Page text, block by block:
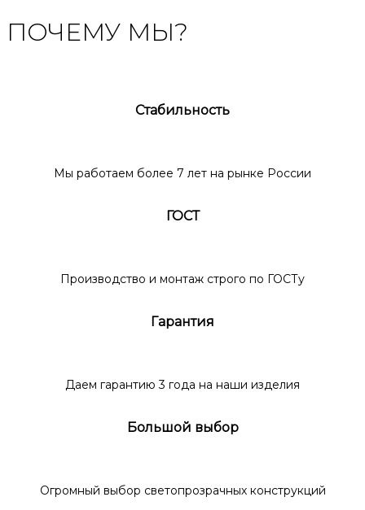
ПОЧЕМУ МЫ?
Стабильность
Мы работаем более 7 лет на рынке России
ГОСТ
Производство и монтаж строго по ГОСТу
Гарантия
Даем гарантию 3 года на наши изделия
Большой выбор
Огромный выбор светопрозрачных конструкций